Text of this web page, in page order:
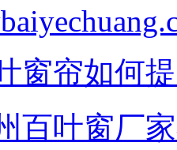
窗帘如何
百叶窗厂